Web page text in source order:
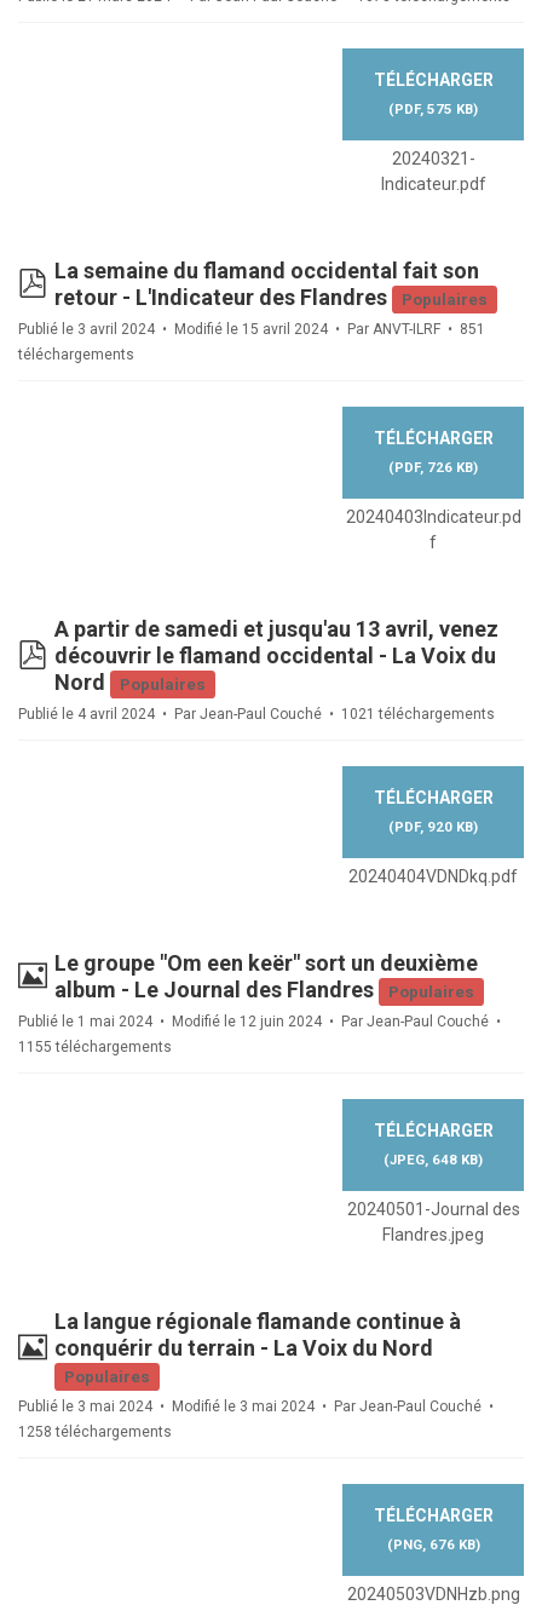
TÉLÉCHARGER
(PDF, 575 KB)
20240321-
Indicateur.pdf
pdf
La semaine du flamand occidental fait son
retour - L'Indicateur des Flandres
Populaires
Publié le 3 avril 2024 Modifié le 15 avril 2024 Par ANVT-ILRF
851
téléchargements
TÉLÉCHARGER
(PDF, 726 KB)
20240403Indicateur.pd
f
pdf
A partir de samedi et jusqu'au 13 avril, venez
découvrir le flamand occidental - La Voix du
Nord
Populaires
Publié le 4 avril 2024 Par Jean-Paul Couché 1021 téléchargements
TÉLÉCHARGER
(PDF, 920 KB)
20240404VDNDkq.pdf
Image
Le groupe "Om een keër" sort un deuxième
album - Le Journal des Flandres
Populaires
Publié le 1 mai 2024 Modifié le 12 juin 2024 Par Jean-Paul Couché
1155 téléchargements
TÉLÉCHARGER
(JPEG, 648 KB)
20240501-Journal des
Flandres.jpeg
Image
La langue régionale flamande continue à
conquérir du terrain - La Voix du Nord
Populaires
Publié le 3 mai 2024 Modifié le 3 mai 2024 Par Jean-Paul Couché
1258 téléchargements
TÉLÉCHARGER
(PNG, 676 KB)
20240503VDNHzb.png